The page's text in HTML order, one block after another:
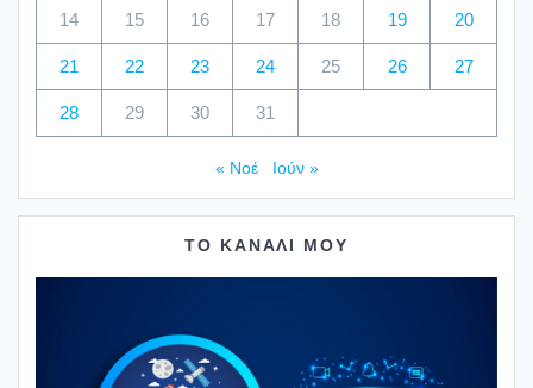
14 15 16 17 18 19 20
21 22 23 24 25 26 27
28 29 30 31
« Νοέ Ιούν »
ΤΟ ΚΑΝΑΛΙ ΜΟΥ